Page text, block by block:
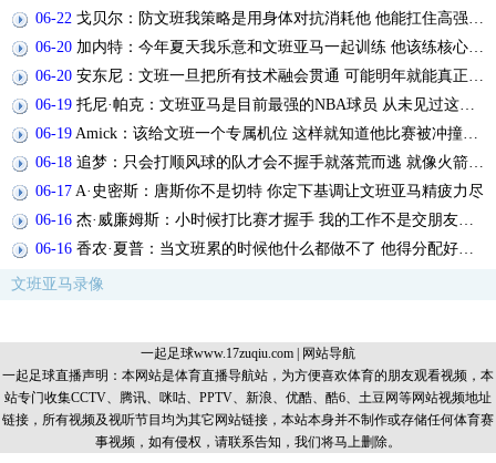
06-22 戈贝尔：防文班我策略是用身体对抗消耗他 他能扛住高强度对抗
06-20 加内特：今年夏天我乐意和文班亚马一起训练 他该练核心力量
06-20 安东尼：文班一旦把所有技术融会贯通 可能明年就能真正主宰比赛
06-19 托尼·帕克：文班亚马是目前最强的NBA球员 从未见过这样的天才
06-19 Amick：该给文班一个专属机位 这样就知道他比赛被冲撞了多少次
06-18 追梦：只会打顺风球的队才会不握手就落荒而逃 就像火箭和快船
06-17 A·史密斯：唐斯你不是切特 你定下基调让文班亚马精疲力尽
06-16 杰·威廉姆斯：小时候打比赛才握手 我的工作不是交朋友而是竞争
06-16 香农·夏普：当文班累的时候他什么都做不了 他得分配好体力
文班亚马录像
一起足球www.17zuqiu.com | 网站导航
一起足球直播声明：本网站是体育直播导航站，为方便喜欢体育的朋友观看视频，本
站专门收集CCTV、腾讯、咪咕、PPTV、新浪、优酷、酷6、土豆网等网站视频地址
链接，所有视频及视听节目均为其它网站链接，本站本身并不制作或存储任何体育赛
事视频，如有侵权，请联系告知，我们将马上删除。